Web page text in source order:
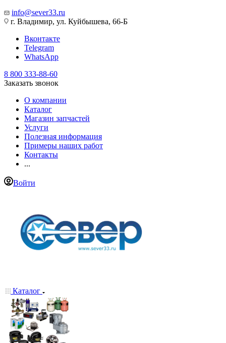
info@sever33.ru
г. Владимир, ул. Куйбышева, 66-Б
Вконтакте
Telegram
WhatsApp
8 800 333-88-60
Заказать звонок
О компании
Каталог
Магазин запчастей
Услуги
Полезная информация
Примеры наших работ
Контакты
...
Войти
Каталог